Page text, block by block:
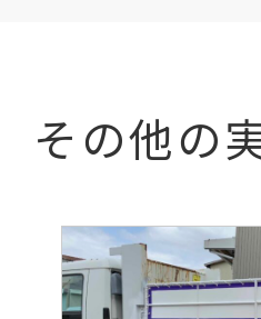
その他の